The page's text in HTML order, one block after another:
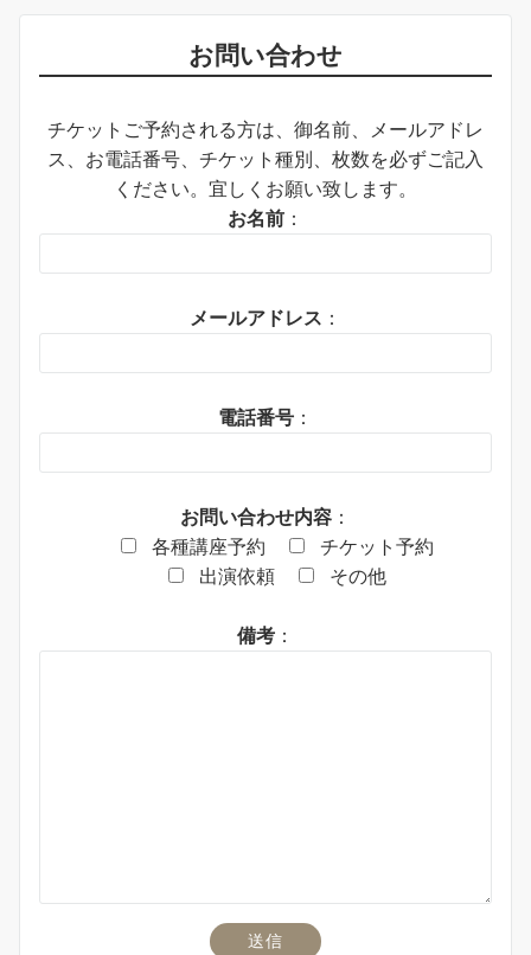
お問い合わせ
チケットご予約される方は、御名前、メールアドレ
ス、お電話番号、チケット種別、枚数を必ずご記入
ください。宜しくお願い致します。
お名前 ：
メールアドレス ：
電話番号 ：
お問い合わせ内容 ：
各種講座予約
チケット予約
出演依頼
その他
備考 ：